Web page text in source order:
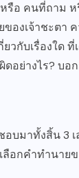
รือ คนที่ถาม
ของเจ้าชะต
วกับเรื่องใด
ดอย่างไร? บ
มาทั้งสิ้น 3 เ
ลือกคำทำนา